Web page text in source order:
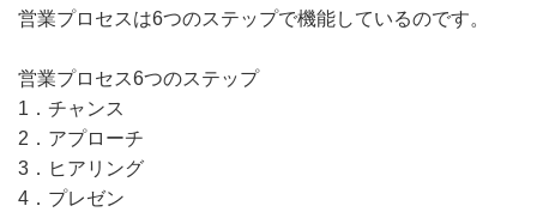
営業プロセスは6つのステップで機能しているのです。
営業プロセス6つのステップ
1．チャンス
2．アプローチ
3．ヒアリング
4．プレゼン